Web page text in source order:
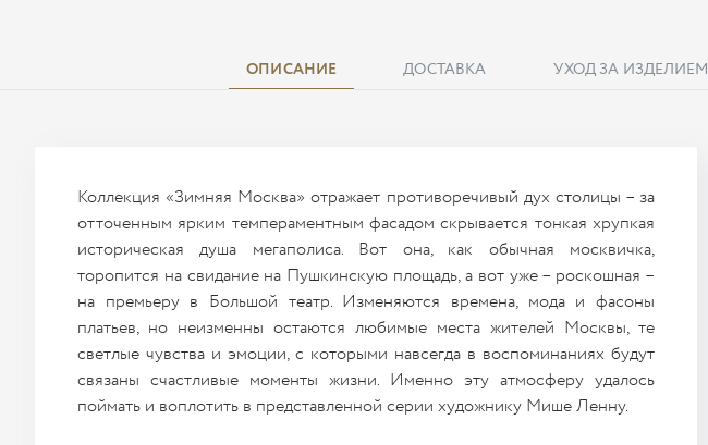
ОПИСАНИЕ ДОСТАВКА УХОД ЗА ИЗДЕЛИЕМ
Коллекция «Зимняя Москва» отражает противоречивый дух столицы – за
отточенным ярким темпераментным фасадом скрывается тонкая хрупкая
историческая душа мегаполиса. Вот она, как обычная москвичка,
торопится на свидание на Пушкинскую площадь, а вот уже – роскошная –
на премьеру в Большой театр. Изменяются времена, мода и фасоны
платьев, но неизменны остаются любимые места жителей Москвы, те
светлые чувства и эмоции, с которыми навсегда в воспоминаниях будут
связаны счастливые моменты жизни. Именно эту атмосферу удалось
поймать и воплотить в представленной серии художнику Мише Ленну.